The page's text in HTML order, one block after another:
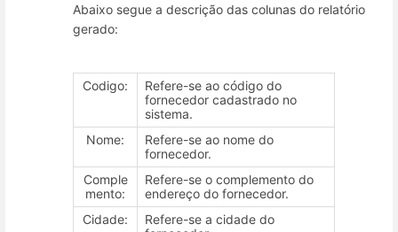
Abaixo segue a descrição das colunas do relatório
gerado:
Codigo:
Refere-se ao código do
fornecedor cadastrado no
sistema.
Nome:
Refere-se ao nome do
fornecedor.
Comple
mento:
Refere-se o complemento do
endereço do fornecedor.
Cidade:
Refere-se a cidade do